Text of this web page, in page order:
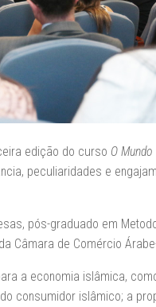
edição do curso O
peculiaridades e
pós-graduado em
Câmara de Comércio
a economia islâmica,
consumidor islâmico; a